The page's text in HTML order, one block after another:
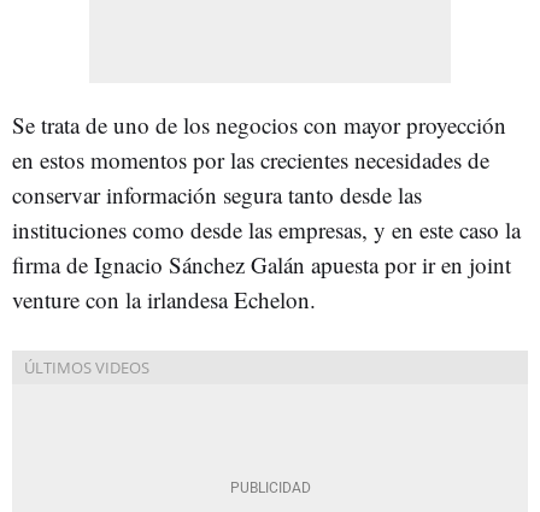
Se trata de uno de los negocios con mayor proyección
en estos momentos por las crecientes necesidades de
conservar información segura tanto desde las
instituciones como desde las empresas, y en este caso la
firma de Ignacio Sánchez Galán apuesta por ir en joint
venture con la irlandesa Echelon.